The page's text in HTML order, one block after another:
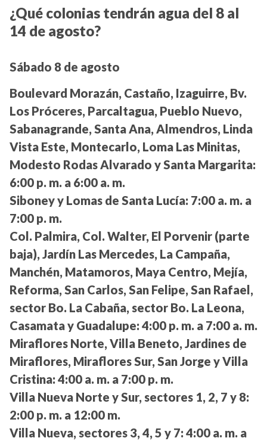
¿Qué colonias tendrán agua del 8 al
14 de agosto?
Sábado 8 de agosto
Boulevard Morazán, Castaño, Izaguirre, Bv.
Los Próceres, Parcaltagua, Pueblo Nuevo,
Sabanagrande, Santa Ana, Almendros, Linda
Vista Este, Montecarlo, Loma Las Minitas,
Modesto Rodas Alvarado y Santa Margarita:
6:00 p. m. a 6:00 a. m.
Siboney y Lomas de Santa Lucía: 7:00 a. m. a
7:00 p. m.
Col. Palmira, Col. Walter, El Porvenir (parte
baja), Jardín Las Mercedes, La Campaña,
Manchén, Matamoros, Maya Centro, Mejía,
Reforma, San Carlos, San Felipe, San Rafael,
sector Bo. La Cabaña, sector Bo. La Leona,
Casamata y Guadalupe: 4:00 p. m. a 7:00 a. m.
Miraflores Norte, Villa Beneto, Jardines de
Miraflores, Miraflores Sur, San Jorge y Villa
Cristina: 4:00 a. m. a 7:00 p. m.
Villa Nueva Norte y Sur, sectores 1, 2, 7 y 8:
2:00 p. m. a 12:00 m.
Villa Nueva, sectores 3, 4, 5 y 7: 4:00 a. m. a